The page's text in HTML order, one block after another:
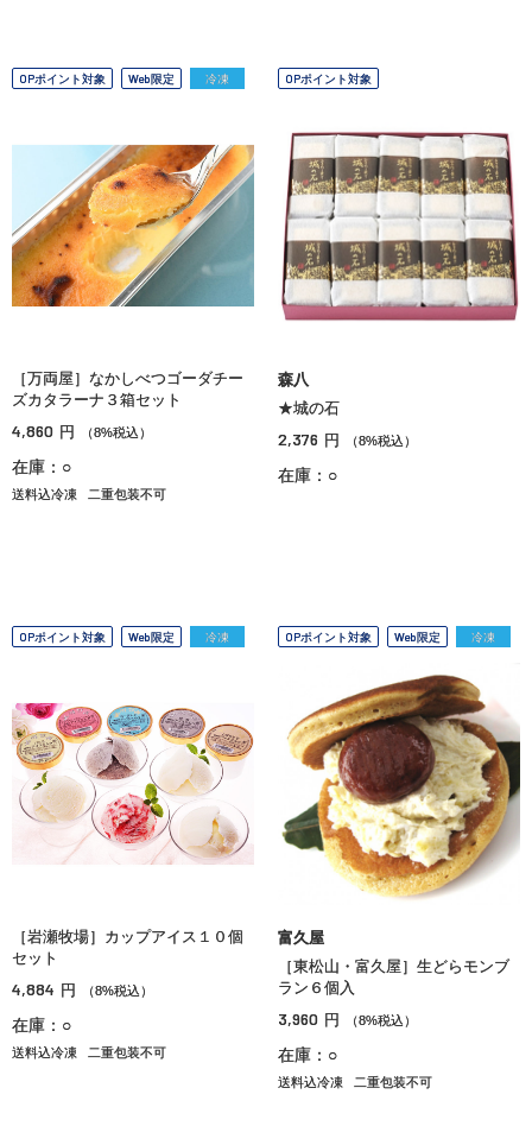
OPポイント対象 Web限定 冷凍
［万両屋］なかしべつゴーダチー
ズカタラーナ３箱セット
4,860 円 （8%税込）
在庫：○
送料込冷凍 二重包装不可
OPポイント対象
森八
★城の石
2,376 円 （8%税込）
在庫：○
OPポイント対象 Web限定 冷凍
［岩瀬牧場］カップアイス１０個
セット
4,884 円 （8%税込）
在庫：○
送料込冷凍 二重包装不可
OPポイント対象 Web限定 冷凍
富久屋
［東松山・富久屋］生どらモンブ
ラン６個入
3,960 円 （8%税込）
在庫：○
送料込冷凍 二重包装不可